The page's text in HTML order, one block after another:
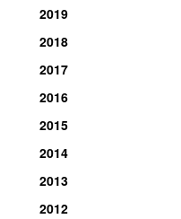
One Direction
One Direction
Medvirkende (sang):
One Direction
2019
2018
2017
2016
2015
2014
2013
2012